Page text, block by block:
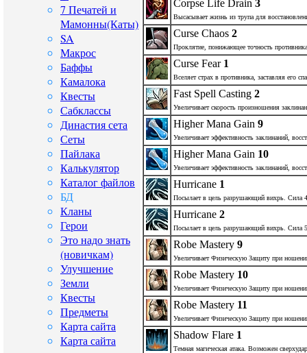
7 Печатей и
Мамонны(Каты)
SA
Макрос
Баффы
Камалока
Квесты
Сабклассы
Династия сета
Сеты
Пайлака
Калькулятор
Каталог файлов
БД
Кланы
Герои
Это надо знать
(новичкам)
Улучшение
Земли
Квесты
Предметы
Карта сайта
Карта сайта
Corpse Life Drain 3
Высасывает жизнь из трупа для
Curse Chaos 2
Проклятие, понижающее точность
Curse Fear 1
Вселяет страх в противника, заставляя его
Fast Spell Casting 2
Увеличивает скорость произношения
Higher Mana Gain 9
Увеличивает эффективность заклинаний,
Higher Mana Gain 10
Увеличивает эффективность заклинаний,
Hurricane 1
Посылает в цель разрушающий вихрь. Сила
Hurricane 2
Посылает в цель разрушающий вихрь. Сила
Robe Mastery 9
Увеличивает Физическую Защиту при
Robe Mastery 10
Увеличивает Физическую Защиту при
Robe Mastery 11
Увеличивает Физическую Защиту при
Shadow Flare 1
Темная магическая атака. Возможен